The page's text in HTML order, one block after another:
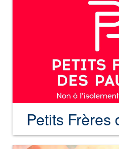
Petits Frères